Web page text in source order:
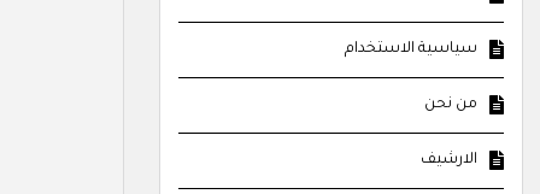
سياسية الاستخدام
من نحن
الارشيف